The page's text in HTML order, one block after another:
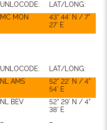
UNLOCODE:
LAT/LONG:
MC MON
43° 44′ N / 7°
27′ E
UNLOCODE:
LAT/LONG:
NL AMS
52° 22′ N / 4°
54′ E
NL BEV
52° 29′ N / 4°
38′ E
–
–